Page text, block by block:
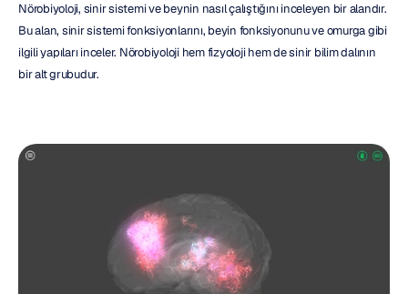
Nörobiyoloji, sinir sistemi ve beynin nasıl çalıştığını inceleyen bir alandır.
Bu alan, sinir sistemi fonksiyonlarını, beyin fonksiyonunu ve omurga gibi
ilgili yapıları inceler. Nörobiyoloji hem fizyoloji hem de sinir bilim dalının
bir alt grubudur.